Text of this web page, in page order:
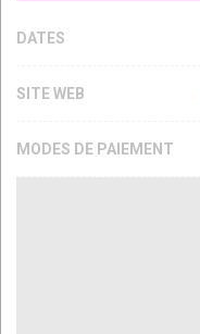
DATES
SITE WEB
MODES DE PAIEMENT